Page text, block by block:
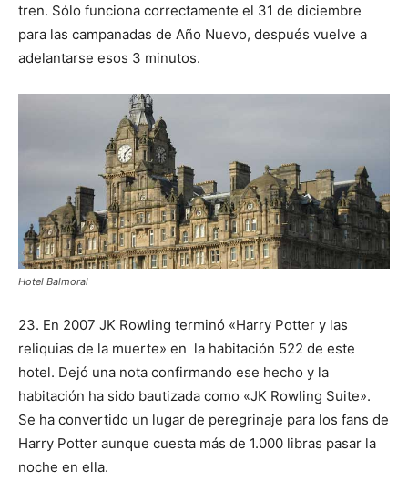
tren. Sólo funciona correctamente el 31 de diciembre
para las campanadas de Año Nuevo, después vuelve a
adelantarse esos 3 minutos.
Hotel Balmoral
23. En 2007 JK Rowling terminó «Harry Potter y las
reliquias de la muerte» en la habitación 522 de este
hotel. Dejó una nota confirmando ese hecho y la
habitación ha sido bautizada como «JK Rowling Suite».
Se ha convertido un lugar de peregrinaje para los fans de
Harry Potter aunque cuesta más de 1.000 libras pasar la
noche en ella.